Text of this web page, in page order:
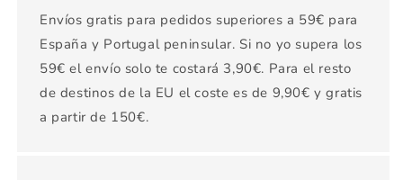
Envíos gratis para pedidos superiores a 59€ para
España y Portugal peninsular. Si no yo supera los
59€ el envío solo te costará 3,90€. Para el resto
de destinos de la EU el coste es de 9,90€ y gratis
a partir de 150€.